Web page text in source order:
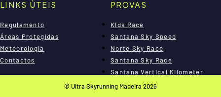
LINKS ÚTEIS
Regulamento
Áreas Protegidas
Meteorologia
Contactos
PROVAS
Kids Race
Santana Sky Speed
Norte Sky Race
Santana Sky Race
Santana Vertical Kilometer
Madeira Sky Race
© Ultra Skyrunning Madeira 2026